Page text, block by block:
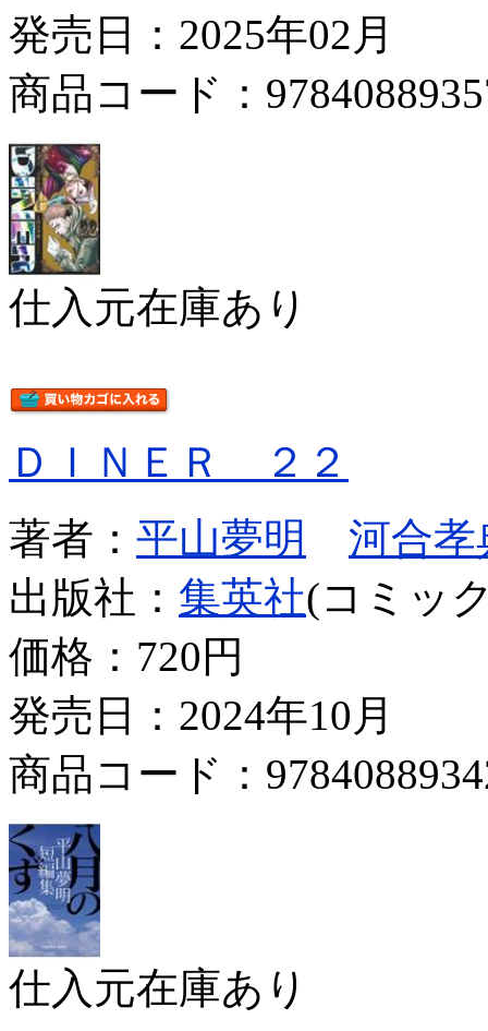
発売日：2025年02月
商品コード：
仕入元在庫あり
ＤＩＮＥＲ ２２
著者： 平山夢明
河合孝
出版社： 集英社(コミッ
価格： 720円
発売日：2024年10月
商品コード：
仕入元在庫あり